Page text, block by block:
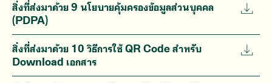
สิ่งที่ส่งมาด้วย 9 นโยบายคุ้มครองข้อมูลส่วนบุคคล
(PDPA)
สิ่งที่ส่งมาด้วย 10 วิธีการใช้ QR Code สำหรับ
Download เอกสาร